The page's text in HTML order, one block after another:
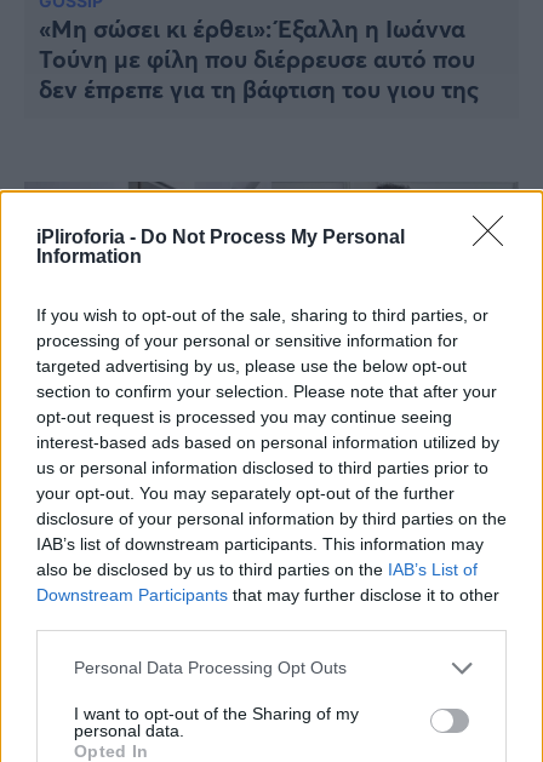
iPliroforia - Do Not Process My Personal
Information
If you wish to opt-out of the sale, sharing to third parties, or
processing of your personal or sensitive information for
targeted advertising by us, please use the below opt-out
section to confirm your selection. Please note that after your
opt-out request is processed you may continue seeing
interest-based ads based on personal information utilized by
us or personal information disclosed to third parties prior to
your opt-out. You may separately opt-out of the further
disclosure of your personal information by third parties on the
IAB’s list of downstream participants. This information may
also be disclosed by us to third parties on the IAB’s List of
Downstream Participants that may further disclose it to other
Personal Data Processing Opt Outs
I want to opt-out of the Sharing of my
personal data.
Opted In
Υγεία
Γυναίκα
Καιρός
Viral
Ζώδια
Pet
«Μη σώσει κι έρθει»: Έξαλλη η Ιωάννα
Τούνη με φίλη που διέρρευσε αυτό που
δεν έπρεπε για τη βάφτιση του γιου της
GOSSIP
Μαθεύτηκε το όνομα που θα δώσουν
στον γιο τους: Η Ιωάννα Τούνη & ο
Δημήτρης Αλεξάνδρου εμπνεύστηκαν
από την Ηλιάδα του Ομήρου